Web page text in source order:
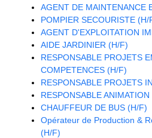
AGENT DE MAINTENANCE
POMPIER SECOURISTE (H/
AGENT D'EXPLOITATION
AIDE JARDINIER (H/F)
RESPONSABLE PROJETS
COMPETENCES (H/F)
RESPONSABLE PROJETS
RESPONSABLE
CHAUFFEUR DE BUS (H/F)
Opérateur de Production &
(H/F)